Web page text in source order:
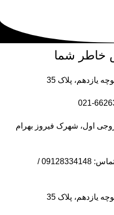
خاطر شما
یازدهم، پلاک 35
خروجی اول، شهرک فیروز بهرام
محل بازدید از گاوصندوق ها / تلفن تماس: 09128334148 /
یازدهم، پلاک 35